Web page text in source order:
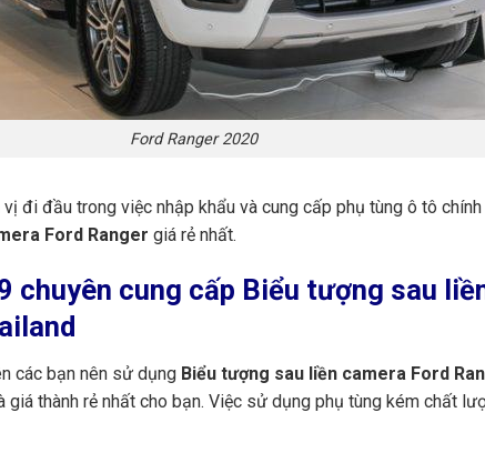
Ford Ranger 2020
đi đầu trong việc nhập khẩu và cung cấp phụ tùng ô tô
Ford Ranger giá rẻ nhất.
chuyên cung cấp Biểu tượng sau
các bạn nên sử dụng Biểu tượng sau liền camera Ford
giá thành rẻ nhất cho bạn. Việc sử dụng phụ tùng kém chất